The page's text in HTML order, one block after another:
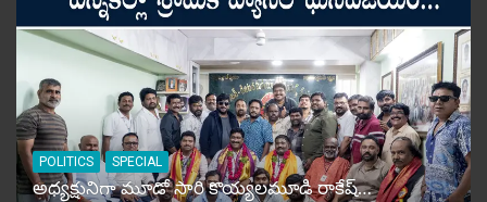
POLITICS SPECIAL
అధ్యక్షునిగా మూడో సారి కొయ్యలమూడి రాకేష్‌…